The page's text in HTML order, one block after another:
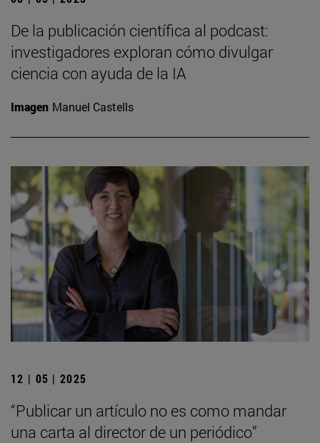
De la publicación científica al podcast:
investigadores exploran cómo divulgar
ciencia con ayuda de la IA
Imagen Manuel Castells
12 | 05 | 2025
“Publicar un artículo no es como mandar
una carta al director de un periódico”